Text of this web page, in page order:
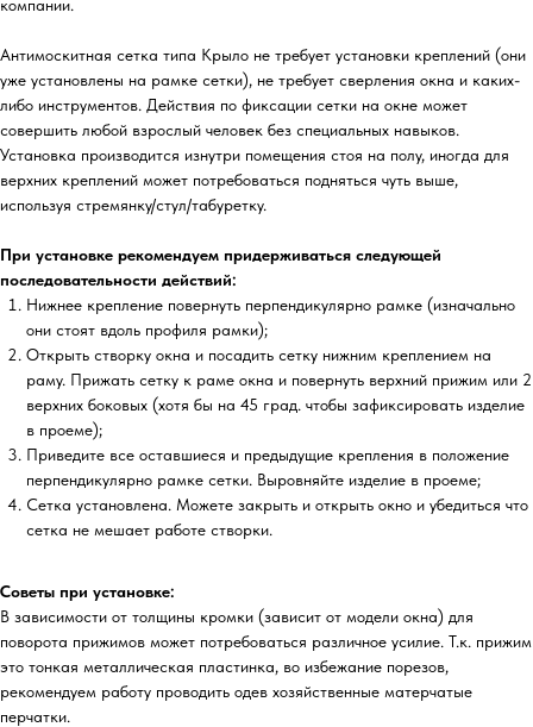
компании.
Антимоскитная сетка типа Крыло не требует установки креплений (они
уже установлены на рамке сетки), не требует сверления окна и каких-
либо инструментов. Действия по фиксации сетки на окне может
совершить любой взрослый человек без специальных навыков.
Установка производится изнутри помещения стоя на полу, иногда для
верхних креплений может потребоваться подняться чуть выше,
используя стремянку/стул/табуретку.
При установке рекомендуем придерживаться следующей
последовательности действий:
Нижнее крепление повернуть перпендикулярно рамке (изначально
они стоят вдоль профиля рамки);
Открыть створку окна и посадить сетку нижним креплением на
раму. Прижать сетку к раме окна и повернуть верхний прижим или 2
верхних боковых (хотя бы на 45 град. чтобы зафиксировать изделие
в проеме);
Приведите все оставшиеся и предыдущие крепления в положение
перпендикулярно рамке сетки. Выровняйте изделие в проеме;
Сетка установлена. Можете закрыть и открыть окно и убедиться что
сетка не мешает работе створки.
Советы при установке:
В зависимости от толщины кромки (зависит от модели окна) для
поворота прижимов может потребоваться различное усилие. Т.к. прижим
это тонкая металлическая пластинка, во избежание порезов,
рекомендуем работу проводить одев хозяйственные матерчатые
перчатки.